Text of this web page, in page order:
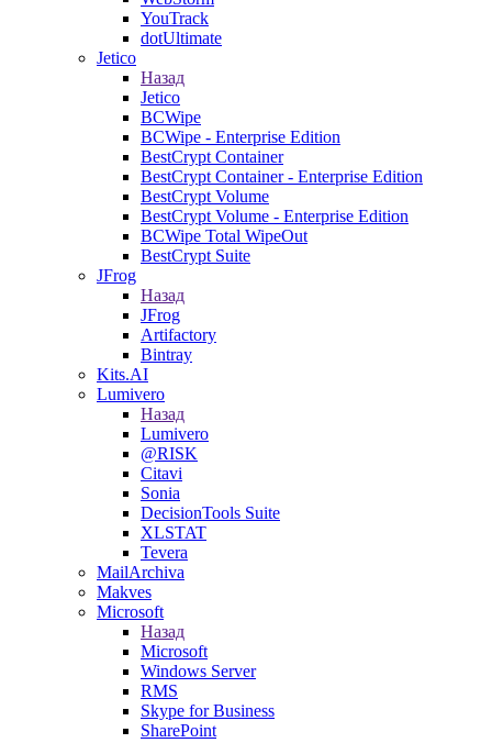
YouTrack
dotUltimate
Jetico
Назад
Jetico
BCWipe
BCWipe - Enterprise Edition
BestCrypt Container
BestCrypt Container - Enterprise Edition
BestCrypt Volume
BestCrypt Volume - Enterprise Edition
BCWipe Total WipeOut
BestCrypt Suite
JFrog
Назад
JFrog
Artifactory
Bintray
Kits.AI
Lumivero
Назад
Lumivero
@RISK
Citavi
Sonia
DecisionTools Suite
XLSTAT
Tevera
MailArchiva
Makves
Microsoft
Назад
Microsoft
Windows Server
RMS
Skype for Business
SharePoint